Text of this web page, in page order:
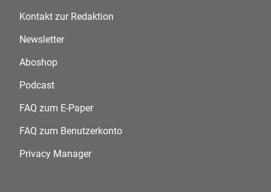
Kontakt zur Redaktion
Newsletter
Aboshop
Podcast
FAQ zum E-Paper
FAQ zum Benutzerkonto
Privacy Manager